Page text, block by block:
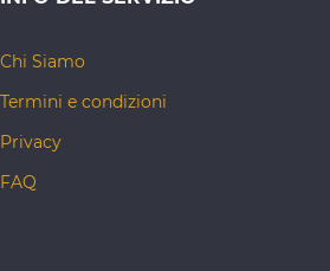
Chi Siamo
Termini e condizioni
Privacy
FAQ